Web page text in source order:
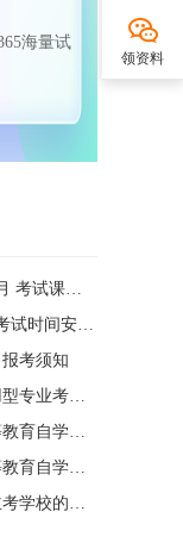
海量试
四川省高等教育自学考试（262次）2026年10月 考试课程简表
关于公布2027年1月广东省自学考试开考课程考试时间安排和使用教材的通知
考须知
关于西南财经大学2026年下半年自学考试应用型专业考籍更改办理的通知
四川省教育考试院关于受理2026年下半年高等教育自学考试省际转考申请的通告
四川省教育考试院关于受理2026年下半年高等教育自学考试考籍更改申请的通告
关于调整广东省高等教育自学考试部分专业主考学校的通知
领资料